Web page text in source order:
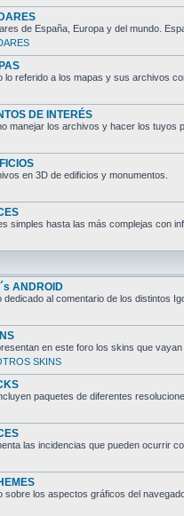
de España, Europa y del mundo.
lo referido a los mapas y sus archivos
DE INTERÉS
manejar los archivos y hacer los tuyos
en 3D de edificios y monumentos.
simples hasta las más complejas con
ANDROID
dedicado al comentario de los distintos
en este foro los skins que
SKINS
paquetes de diferentes
las incidencias que pueden ocurrir
sobre los aspectos gráficos del